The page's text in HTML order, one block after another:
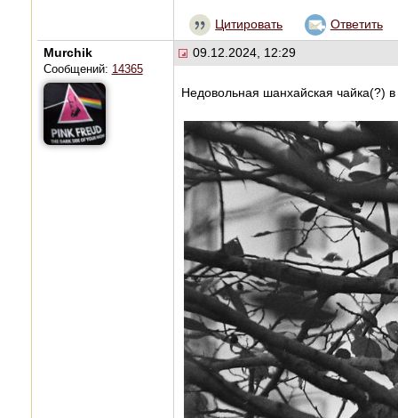
Цитировать Ответить
Murchik
Сообщений: 14365
09.12.2024, 12:29
Недовольная шанхайская чайка(?)